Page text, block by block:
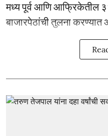
मध्य पूर्व आणि आफ्रिकेतील
बाजारपेठांची तुलना